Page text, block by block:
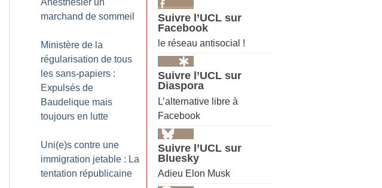
Anesthésier un
marchand de sommeil
Ministère de la
régularisation de tous
les sans-papiers :
Expulsés de
Baudelique mais
toujours en lutte
Uni(e)s contre une
immigration jetable : La
tentation républicaine
Suivre l’UCL sur
Facebook
le réseau antisocial !
Suivre l’UCL sur
Diaspora
L’alternative libre à
Facebook
Suivre l’UCL sur
Bluesky
Adieu Elon Musk